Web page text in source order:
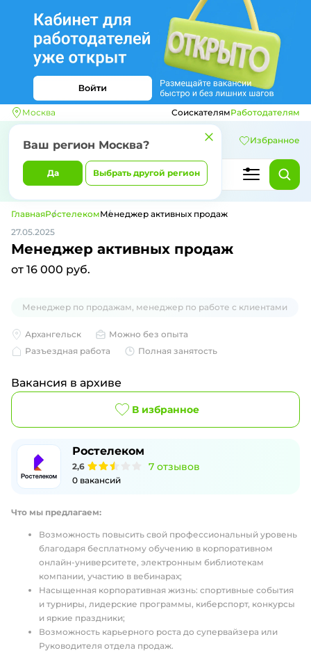
Москва
Ваш регион Москва?
Да Выбрать другой регион
СоискателямРаботодателям
Избранное
ГлавнаяРостелекомМенеджер активных продаж
27.05.2025
Менеджер активных продаж
от 16 000 руб.
Менеджер по продажам, менеджер по работе с клиентами
Архангельск
Можно без опыта
Разъездная работа
Полная занятость
Вакансия в архиве
В избранное
Ростелеком
2,6 7 отзывов
0 вакансий
Что мы предлагаем:
Возможность повысить свой профессиональный уровень
благодаря бесплатному обучению в корпоративном
онлайн-университете, электронным библиотекам
компании, участию в вебинарах;
Насыщенная корпоративная жизнь: спортивные события
и турниры, лидерские программы, киберспорт, конкурсы
и яркие праздники;
Возможность карьерного роста до супервайзера или
Руководителя отдела продаж.